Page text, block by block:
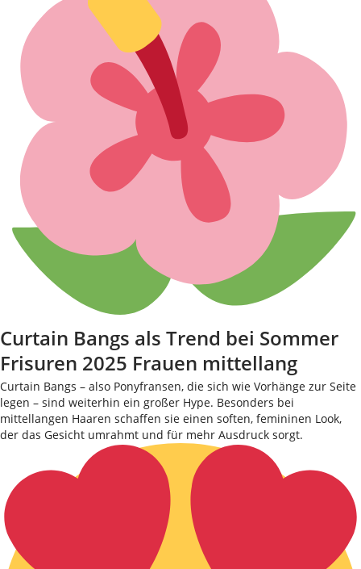
Curtain Bangs als Trend bei Sommer
Frisuren 2025 Frauen mittellang
Curtain Bangs – also Ponyfransen, die sich wie Vorhänge zur Seite
legen – sind weiterhin ein großer Hype. Besonders bei
mittellangen Haaren schaffen sie einen soften, femininen Look,
der das Gesicht umrahmt und für mehr Ausdruck sorgt.